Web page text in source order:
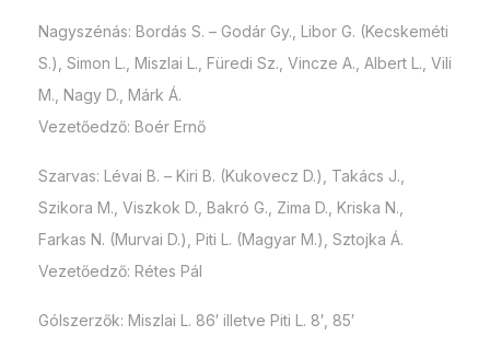
Nagyszénás: Bordás S. – Godár Gy., Libor G. (Kecskeméti
S.), Simon L., Miszlai L., Füredi Sz., Vincze A., Albert L., Vili
M., Nagy D., Márk Á.
Vezetőedző: Boér Ernő
Szarvas: Lévai B. – Kiri B. (Kukovecz D.), Takács J.,
Szikora M., Viszkok D., Bakró G., Zima D., Kriska N.,
Farkas N. (Murvai D.), Piti L. (Magyar M.), Sztojka Á.
Vezetőedző: Rétes Pál
Gólszerzők: Miszlai L. 86′ illetve Piti L. 8′, 85′